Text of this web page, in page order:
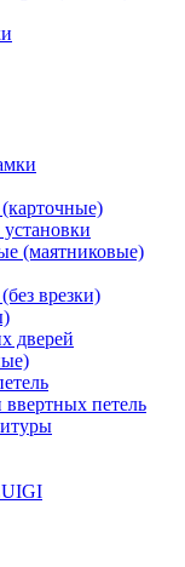
(маятниковые)
врезки)
дверей
петель